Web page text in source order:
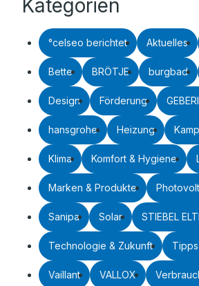
Kategorien
°celseo berichtet Aktuelles
Bette BRÖTJE burgbad
Design Förderung
hansgrohe Heizung
Klima Komfort & Hygiene
Marken & Produkte
Sanipa Solar STIEBEL
Technologie & Zukunft
Vaillant VALLOX